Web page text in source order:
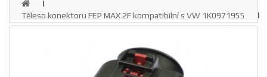
Těleso konektoru FEP MAX 2F kompatibilní s VW 1K0971955